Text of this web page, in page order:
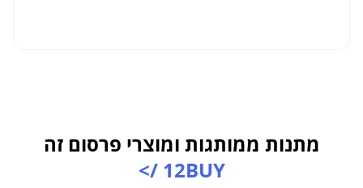
מתנות ממותגות ומוצרי פרסום זה
12BUY />